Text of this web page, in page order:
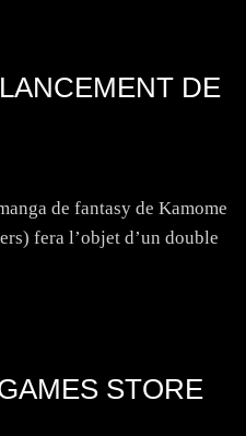
DE
de fantasy de Kamome
fera l’objet d’un double
STORE